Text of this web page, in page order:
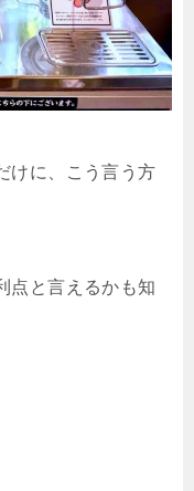
けに、こう言う方
点と言えるかも知